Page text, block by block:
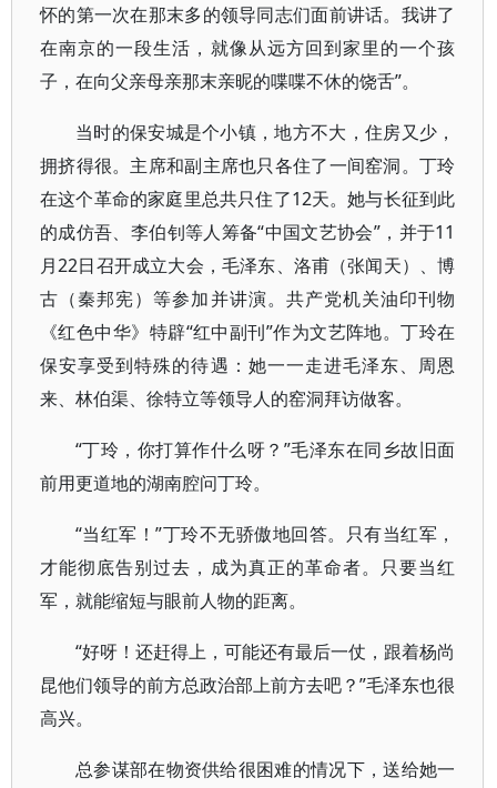
怀的第一次在那末多的领导同志们面前讲话。我讲了
在南京的一段生活，就像从远方回到家里的一个孩
子，在向父亲母亲那末亲昵的喋喋不休的饶舌”。
当时的保安城是个小镇，地方不大，住房又少，
拥挤得很。主席和副主席也只各住了一间窑洞。丁玲
在这个革命的家庭里总共只住了12天。她与长征到此
的成仿吾、李伯钊等人筹备“中国文艺协会”，并于11
月22日召开成立大会，毛泽东、洛甫（张闻天）、博
古（秦邦宪）等参加并讲演。共产党机关油印刊物
《红色中华》特辟“红中副刊”作为文艺阵地。丁玲在
保安享受到特殊的待遇：她一一走进毛泽东、周恩
来、林伯渠、徐特立等领导人的窑洞拜访做客。
“丁玲，你打算作什么呀？”毛泽东在同乡故旧面
前用更道地的湖南腔问丁玲。
“当红军！”丁玲不无骄傲地回答。只有当红军，
才能彻底告别过去，成为真正的革命者。只要当红
军，就能缩短与眼前人物的距离。
“好呀！还赶得上，可能还有最后一仗，跟着杨尚
昆他们领导的前方总政治部上前方去吧？”毛泽东也很
高兴。
总参谋部在物资供给很困难的情况下，送给她一